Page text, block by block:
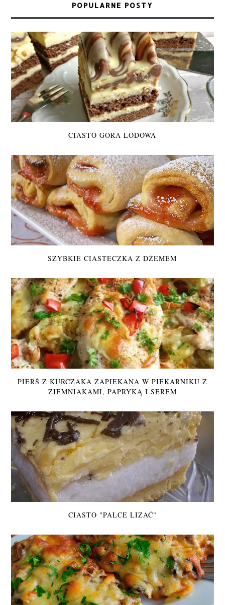
POPULARNE POSTY
CIASTO GÓRA LODOWA
SZYBKIE CIASTECZKA Z DŻEMEM
PIERŚ Z KURCZAKA ZAPIEKANA W PIEKARNIKU Z
ZIEMNIAKAMI, PAPRYKĄ I SEREM
CIASTO "PALCE LIZAĆ"